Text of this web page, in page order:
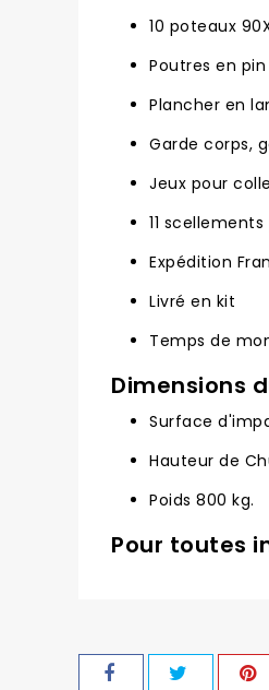
10 poteaux
Poutres en
Plancher en
Garde corps,
Jeux pour
11
Expédition
Livré en kit
Temps de
Dimensions
Surface
Hauteur de
Poids 800 kg.
Pour toutes